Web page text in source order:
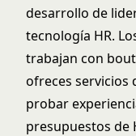
desarrollo de
tecnología HR.
trabajan con
ofreces servicios
probar
presupuestos de